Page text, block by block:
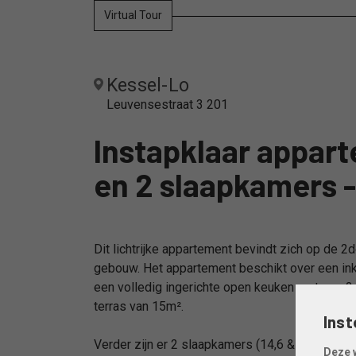
Instapklaar
en 2 slaapkamers
Kessel-Lo
Leuvensestraat 3 201
Virtual Tour
Dit lichtrijke appartement bevindt zich op de
gebouw. Het appartement beschikt over een
een volledig ingerichte open keuken met een
terras van 15m².
Verder zijn er 2 slaapkamers (14,6 & 16,5 m).Deze